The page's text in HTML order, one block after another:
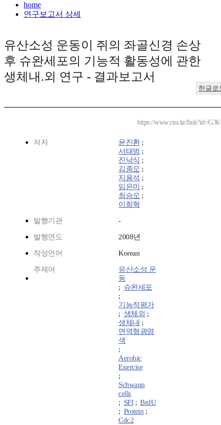
home
연구보고서 상세
유산소성 운동이 쥐의 좌골신경 손상
후 슈완세포의 기능적 활동성에 관한
생체내.외 연구 - 결과보고서
한글로
https://www.riss.kr/
저자 윤진환;
서태범 ;
진낙식 ;
김종오 ;
지용석 ;
임은미
;
최승오 ;
이희혁
발행기관 -
발행연도 2008년
작성언어 Korean
주제어
유산소성 운
동
; 슈완세포
;
기능적평가
; 생체외 ;
생체내 ;
면역형광염
색
;
Aerobic
Exercise
;
Schwann
cells
; SFI; BrdU
; Protein ;
Cdc2